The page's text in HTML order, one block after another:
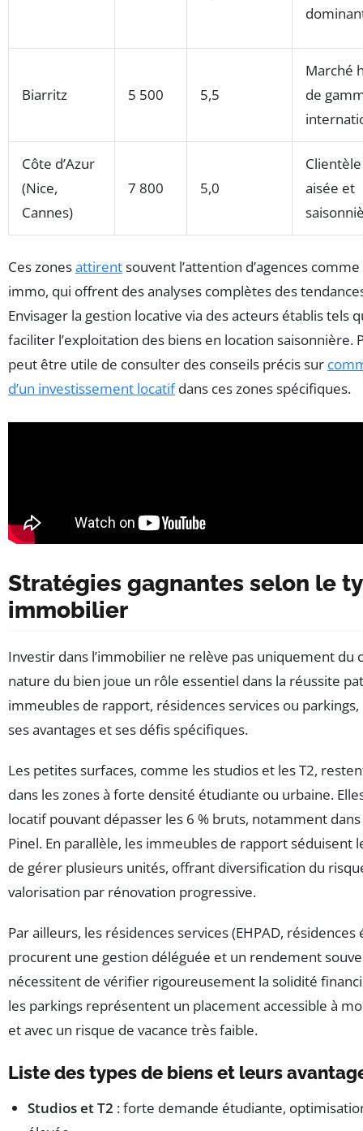
Biarritz 5 500 5,5
Marché
de
Côte d’Azur
(Nice,
Cannes)
7 800 5,0
Clientèle
aisée et
Ces zonesattirentsouvent l’attention d’agences
immo, qui offrent des analyses complètes des
Envisager la gestion locative via des acteurs établis tels
faciliter l’exploitation des biens en location saisonnière.
peut être utile de consulter des conseils précis sur
d’un investissement locatifdans ces zones spécifiques.
Stratégies gagnantes selon le
immobilier
Investir dans l’immobilier ne relève pas uniquement du
nature du bien joue un rôle essentiel dans la réussite
immeubles de rapport, résidences services ou
ses avantages et ses défis spécifiques.
Les petites surfaces, comme les studios et les T2,
dans les zones à forte densité étudiante ou urbaine.
locatif pouvant dépasser les 6 % bruts, notamment
Pinel. En parallèle, les immeubles de rapport séduisent
de gérer plusieurs unités, offrant diversification du
valorisation par rénovation progressive.
Par ailleurs, les résidences services (EHPAD,
procurent une gestion déléguée et un rendement
nécessitent de vérifier rigoureusement la solidité
les parkings représentent un placement accessible à
et avec un risque de vacance très faible.
Liste des types de biens et leurs
Studios et T2 : forte demande étudiante,